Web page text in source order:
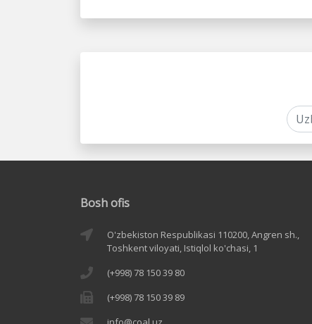
Bosh ofis
O'zbekiston Respublikasi 110200, Angren sh.,
Toshkent viloyati, Istiqlol ko'chasi, 1
(+998) 78 150 39 80
(+998) 78 150 39 89